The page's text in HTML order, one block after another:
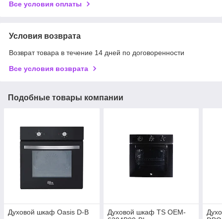
Все условия оплаты
Условия возврата
Возврат товара в течение 14 дней по договоренности
Все условия возврата
Подобные товары компании
Духовой шкаф Oasis D-B
Духовой шкаф TS OEM-